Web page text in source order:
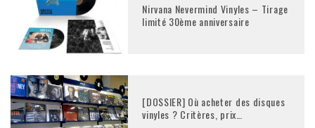
Nirvana Nevermind Vinyles – Tirage
limité 30ème anniversaire
[DOSSIER] Où acheter des disques
vinyles ? Critères, prix…